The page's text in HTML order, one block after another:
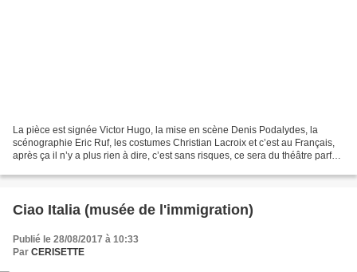
La pièce est signée Victor Hugo, la mise en scène Denis Podalydes, la
scénographie Eric Ruf, les costumes Christian Lacroix et c’est au Français,
après ça il n’y a plus rien à dire, c’est sans risques, ce sera du théâtre parfait.
Ciao Italia (musée de l'immigration)
Publié le 28/08/2017 à 10:33
Par CERISETTE